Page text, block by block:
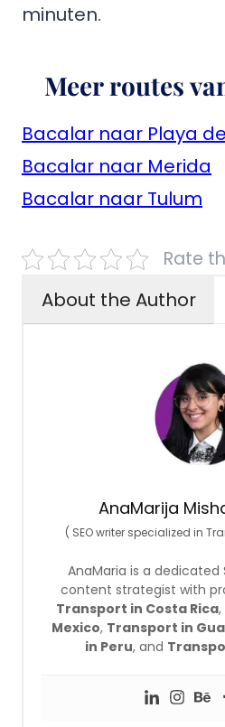
minuten.
Meer routes
Bacalar naar Playa
Bacalar naar Merida
Bacalar naar Tulum
Rate
About the Author
AnaMarija
( SEO writer specialized in
AnaMaria is a dedicated
content strategist with
Transport in Costa Rica,
Mexico, Transport in
in Peru, and